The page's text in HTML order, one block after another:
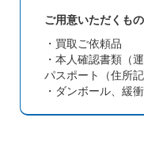
ご用意いただくもの
・買取ご依頼品
・本人確認書類（
パスポート（住所
・ダンボール、緩